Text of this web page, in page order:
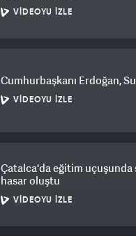
VIDEOYU İZLE
Cumhurbaşkanı Erdoğan,
VIDEOYU İZLE
Çatalca'da eğitim
hasar oluştu
VIDEOYU İZLE